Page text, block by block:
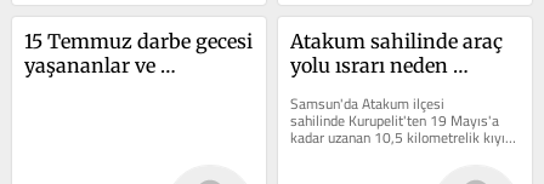
15 Temmuz darbe gecesi
yaşananlar ve
Atakum sahilinde araç
yolu ısrarı neden
olmaz dedi!
Samsun'da Atakum ilçesi
sahilinde Kurupelit'ten 19 Mayıs'a
kadar uzanan 10,5 kilometrelik kıyı
şeridinin araç trafiğine...